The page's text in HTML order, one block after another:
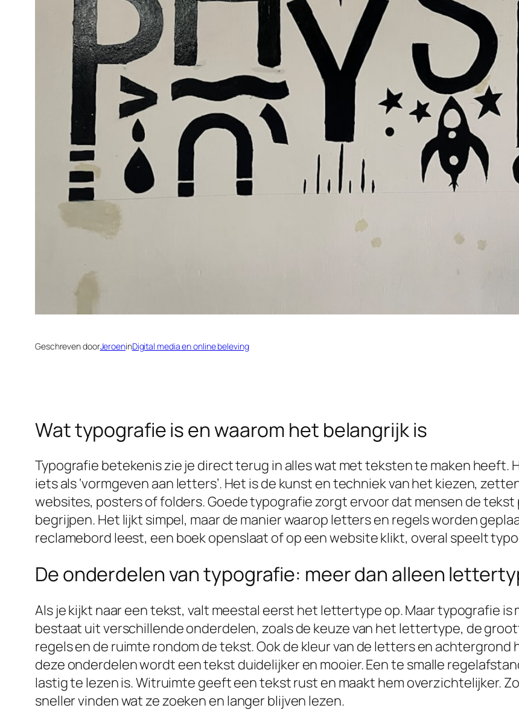
Geschreven doorJeroeninDigital media en online beleving
Wat typografie is en waarom het belangrijk is
Typografie betekenis zie je direct terug in alles wat met teksten te maken heeft.
iets als ‘vormgeven aan letters’. Het is de kunst en techniek van het kiezen,
websites, posters of folders. Goede typografie zorgt ervoor dat mensen de
begrijpen. Het lijkt simpel, maar de manier waarop letters en regels worden
reclamebord leest, een boek openslaat of op een website klikt, overal speelt
De onderdelen van typografie: meer dan alleen
Als je kijkt naar een tekst, valt meestal eerst het lettertype op. Maar typografie is
bestaat uit verschillende onderdelen, zoals de keuze van het lettertype, de
regels en de ruimte rondom de tekst. Ook de kleur van de letters en achtergrond
deze onderdelen wordt een tekst duidelijker en mooier. Een te smalle
lastig te lezen is. Witruimte geeft een tekst rust en maakt hem overzichtelijker.
sneller vinden wat ze zoeken en langer blijven lezen.